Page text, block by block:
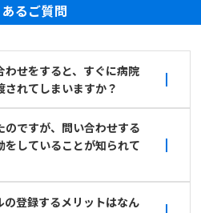
るご質問
わせをすると、すぐに病院
れてしまいますか？
のですが、問い合わせする
をしていることが知られて
の登録するメリットはなん